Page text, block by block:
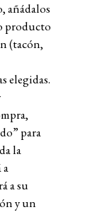
, añádalos
producto
(tacón,
elegidas.
para
la
a
a su
y un